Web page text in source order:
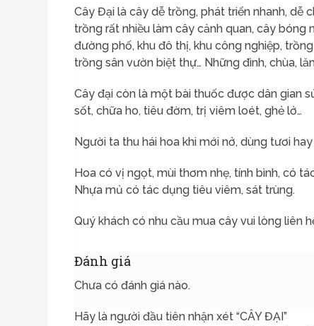
Cây Đại là cây dễ trồng, phát triển nhanh, dễ
trồng rất nhiều làm cây cảnh quan, cây
đường phố, khu đô thị, khu công nghiệp,
trồng sân vườn biệt thự… Những đình, chùa,
Cây đại còn là một bài thuốc được dân gian
sốt, chữa ho, tiêu đờm, trị viêm loét, ghẻ lở…
Người ta thu hái hoa khi mới nở, dùng tươi
Hoa có vị ngọt, mùi thơm nhẹ, tính bình, có
Nhựa mủ có tác dụng tiêu viêm, sát trùng.
Quý khách có nhu cầu mua cây vui lòng liên
Đánh giá
Chưa có đánh giá nào.
Hãy là người đầu tiên nhận xét “CÂY ĐẠI”